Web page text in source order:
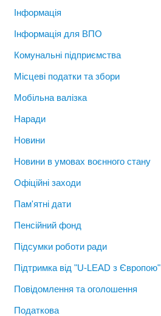
Інформація
Інформація для ВПО
Комунальні підприємства
Місцеві податки та збори
Мобільна валізка
Наради
Новини
Новини в умовах воєнного стану
Офіційні заходи
Пам'ятні дати
Пенсійний фонд
Підсумки роботи ради
Підтримка від "U-LEAD з Європою"
Повідомлення та оголошення
Податкова